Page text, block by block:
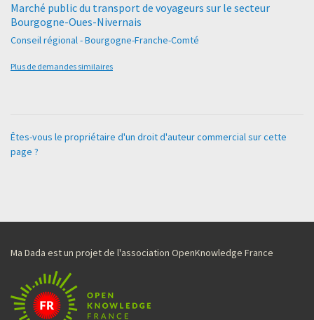
Marché public du transport de voyageurs sur le secteur
Bourgogne-Oues-Nivernais
Conseil régional - Bourgogne-Franche-Comté
Plus de demandes similaires
Êtes-vous le propriétaire d'un droit d'auteur commercial sur cette
page ?
Ma Dada est un projet de l'association OpenKnowledge France